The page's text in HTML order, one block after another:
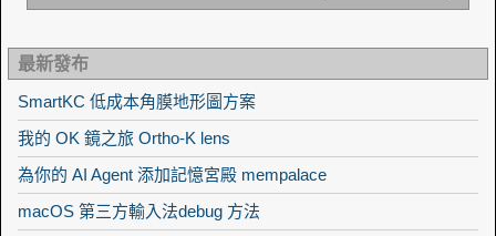
最新發布
SmartKC 低成本角膜地形圖方案
我的 OK 鏡之旅 Ortho-K lens
為你的 AI Agent 添加記憶宮殿 mempalace
macOS 第三方輸入法debug 方法